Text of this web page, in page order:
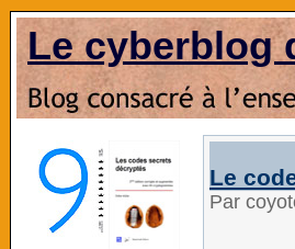
Le cyberblog
Le
Par